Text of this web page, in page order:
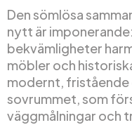
Den sömlösa
nytt är
bekvämligheter
möbler och
modernt,
sovrummet, som
väggmålningar och